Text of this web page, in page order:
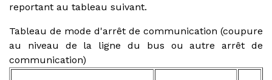
reportant au tableau suivant.
Tableau de mode d'arrêt de communication (coupure
au niveau de la ligne du bus ou autre arrêt de
communication)